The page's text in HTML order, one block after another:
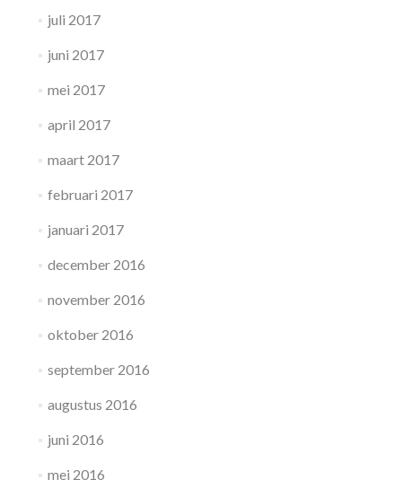
juli 2017
juni 2017
mei 2017
april 2017
maart 2017
februari 2017
januari 2017
december 2016
november 2016
oktober 2016
september 2016
augustus 2016
juni 2016
mei 2016